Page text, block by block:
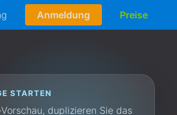
Anmeldung Preise
STARTEN
duplizieren Sie das